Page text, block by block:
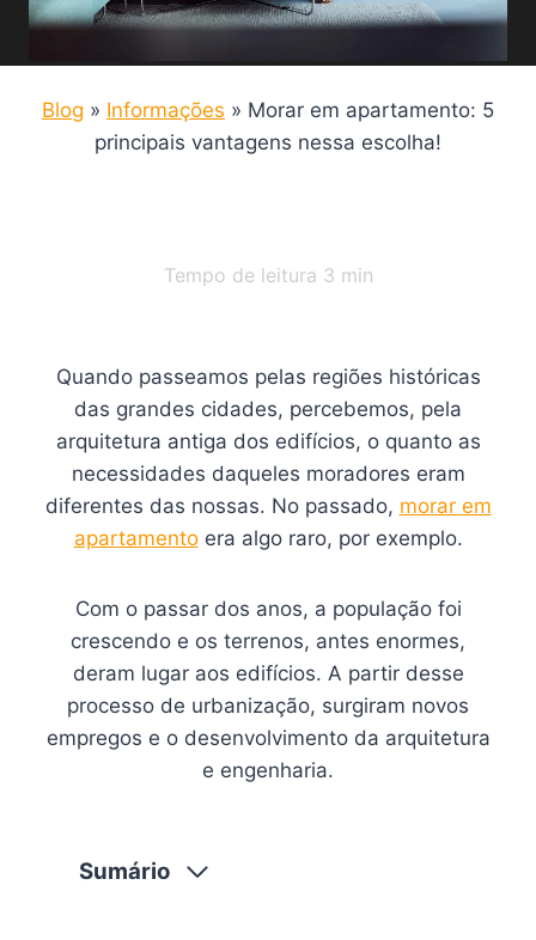
Blog » Informações » Morar em apartamento: 5
principais vantagens nessa escolha!
Tempo de leitura 3 min
Quando passeamos pelas regiões históricas
das grandes cidades, percebemos, pela
arquitetura antiga dos edifícios, o quanto as
necessidades daqueles moradores eram
diferentes das nossas. No passado, morar em
apartamentoera algo raro, por exemplo.
Com o passar dos anos, a população foi
crescendo e os terrenos, antes enormes,
deram lugar aos edifícios. A partir desse
processo de urbanização, surgiram novos
empregos e o desenvolvimento da arquitetura
e engenharia.
Sumário